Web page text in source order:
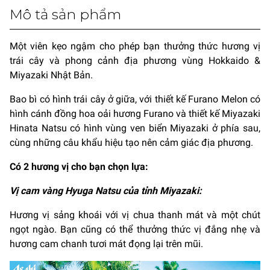
Mô tả sản phẩm
Một viên kẹo ngậm cho phép bạn thưởng thức hương vị
trái cây và phong cảnh địa phương vùng Hokkaido &
Miyazaki Nhật Bản.
Bao bì có hình trái cây ở giữa, với thiết kế Furano Melon có
hình cánh đồng hoa oải hương Furano và thiết kế Miyazaki
Hinata Natsu có hình vùng ven biển Miyazaki ở phía sau,
cùng những câu khẩu hiệu tạo nên cảm giác địa phương.
Có 2 hương vị cho bạn chọn lựa:
Vị cam vàng Hyuga Natsu của tỉnh Miyazaki:
Hương vị sảng khoái với vị chua thanh mát và một chút
ngọt ngào. Bạn cũng có thể thưởng thức vị đắng nhẹ và
hương cam chanh tươi mát đọng lại trên mũi.